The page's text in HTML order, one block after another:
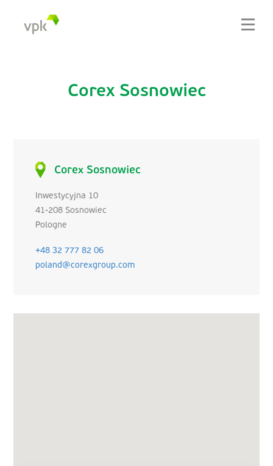
Corex Sosnowiec
Corex Sosnowiec
Inwestycyjna 10
41-208 Sosnowiec
Pologne
+48 32 777 82 06
poland@corexgroup.com